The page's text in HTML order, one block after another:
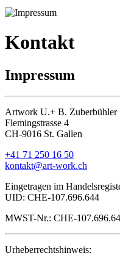
Kontakt
Impressum
Artwork U.+ B. Zuberbühler
Flemingstrasse 4
CH-9016 St. Gallen
+41 71 250 16 50
kontakt@art-work.ch
Eingetragen im
UID: CHE-107.696.644
MWST-Nr.: CHE-
Urheberrechtshinweis: